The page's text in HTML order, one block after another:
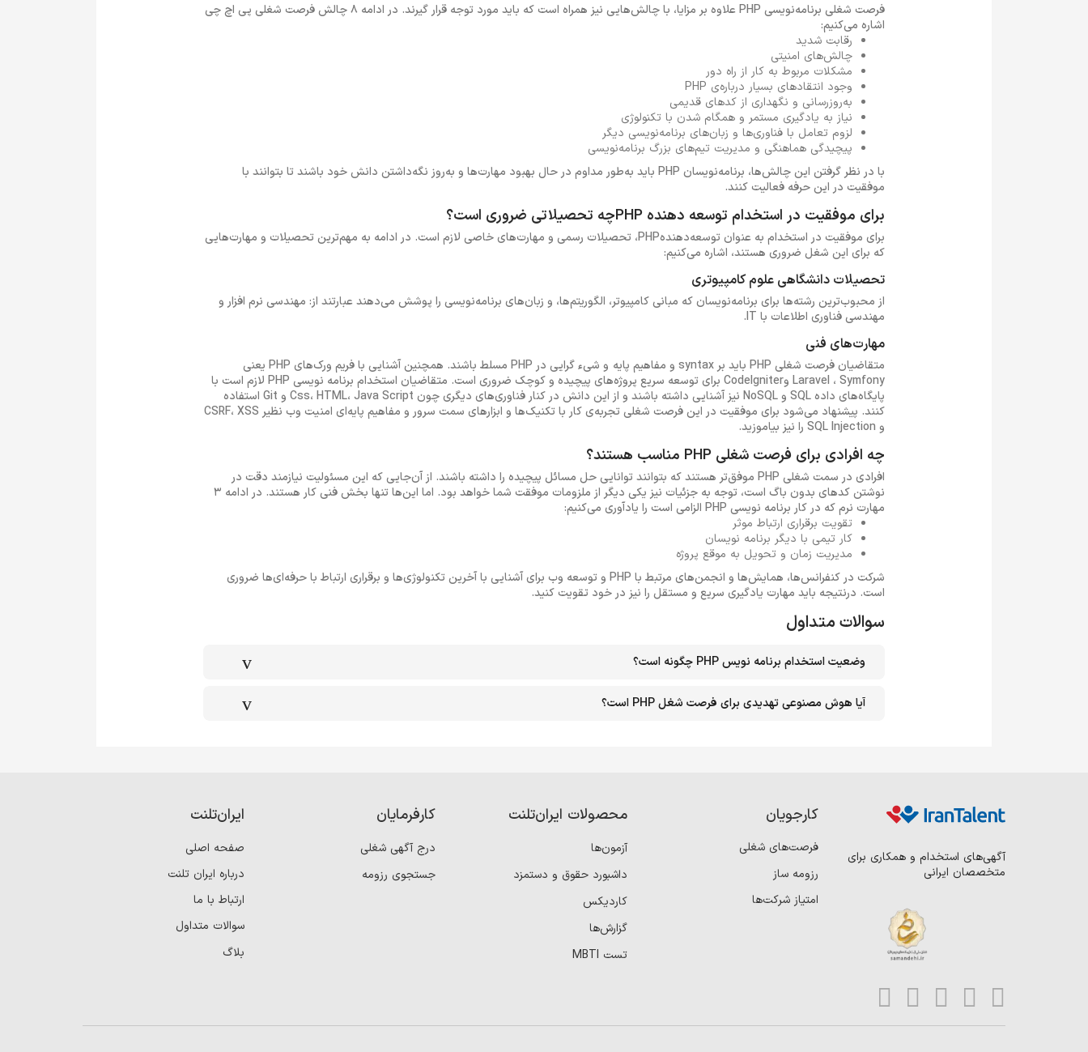
فرصت شغلی برنامه‌نویسی PHP علاوه بر مزایا، با چالش‌هایی نیز همراه است که باید مورد توجه قرار گیرند. در ادامه 8 چالش فرصت شغلی پی اچ چی
اشاره می‌کنیم:
رقابت شدید
چالش‌های امنیتی
مشکلات مربوط به کار از راه دور
وجود انتقادهای بسیار درباره‌ی PHP
به‌روزرسانی و نگهداری از کدهای قدیمی
نیاز به یادگیری مستمر و همگام شدن با تکنولوژی
لزوم تعامل با فناوری‌ها و زبان‌های برنامه‌نویسی دیگر
پیچیدگی هماهنگی و مدیریت تیم‌های بزرگ برنامه‌نویسی
با در نظر گرفتن این چالش‌ها، برنامه‌نویسان PHP باید به‌طور مداوم در حال بهبود مهارت‌ها و به‌روز نگه‌داشتن دانش خود باشند تا بتوانند با
موفقیت در این حرفه فعالیت کنند.
برای موفقیت در استخدام توسعه دهنده PHPچه تحصیلاتی ضروری است؟
برای موفقیت در استخدام به عنوان توسعه‌دهندهPHP، تحصیلات رسمی و مهارت‌های خاصی لازم است. در ادامه به مهم‌ترین تحصیلات و مهارت‌هایی
که برای این شغل ضروری هستند، اشاره می‌کنیم:
تحصیلات دانشگاهی علوم کامپیوتری
از محبوب‌ترین رشته‌ها برای برنامه‌نویسان که مبانی کامپیوتر، الگوریتم‌ها، و زبان‌های برنامه‌نویسی را پوشش می‌دهند عبارتند از: مهندسی نرم افزار و
مهندسی فناوری اطلاعات با IT.
مهارت‌های فنی
متقاضیان فرصت شغلی PHP باید بر syntax و مفاهیم پایه و شیء گرایی در PHP مسلط باشند. همچنین آشنایی با فریم ورک‌های PHP یعنی
Laravel ، Symfony وCodelgniter برای توسعه سریع پروژه‌های پیچیده و کوچک ضروری است. متقاضیان استخدام برنامه نویسی PHP لازم است با
پایگاه‌های داده SQL و NoSQL نیز آشنایی داشته باشند و از این دانش در کنار فناوری‌های دیگری چون Css، HTML، Java Script و Git استفاده
کنند. پیشنهاد می‌شود برای موفقیت در این فرصت شغلی تجربه‌ی کار با تکنیک‌ها و ابزارهای سمت سرور و مفاهیم پایه‌ای امنیت وب نظیر CSRF، XSS
و SQL Injection را نیز بیاموزید.
چه افرادی برای فرصت شغلی PHP مناسب هستند؟
افرادی در سمت شغلی PHP موفق‌تر هستند که بتوانند توانایی حل مسائل پیچیده را داشته باشند. از آن‌جایی که این مسئولیت نیازمند دقت در
نوشتن کدهای بدون باگ است، توجه به جزئیات نیز یکی دیگر از ملزومات موفقت شما خواهد بود. اما این‌ها تنها بخش فنی کار هستند. در ادامه 3
مهارت نرم که در کار برنامه نویسی PHP الزامی است را یادآوری می‌کنیم:
تقویت برقراری ارتباط موثر
کار تیمی با دیگر برنامه نویسان
مدیریت زمان و تحویل به موقع پروژه
شرکت در کنفرانس‌ها، همایش‌ها و انجمن‌های مرتبط با PHP و توسعه وب برای آشنایی با آخرین تکنولوژی‌ها و برقراری ارتباط با حرفه‌ای‌ها ضروری
است. درنتیجه باید مهارت یادگیری سریع و مستقل را نیز در خود تقویت کنید.
سوالات متداول
وضعیت استخدام برنامه نویس PHP چگونه است؟
آیا هوش مصنوعی تهدیدی برای فرصت شغل PHP است؟
آگهی‌های استخدام و همکاری برای
متخصصان ایرانی
کارجویان
فرصت‌های شغلی
رزومه ساز
امتیاز شرکت‌ها
محصولات ایران‌تلنت
آزمون‌ها
داشبورد حقوق و دستمزد
کاردیکس
گزارش‌ها
تست MBTI
کارفرمایان
درج آگهی شغلی
جستجوی رزومه
ایران‌تلنت
صفحه اصلی
درباره ایران تلنت
ارتباط با ما
سوالات متداول
بلاگ